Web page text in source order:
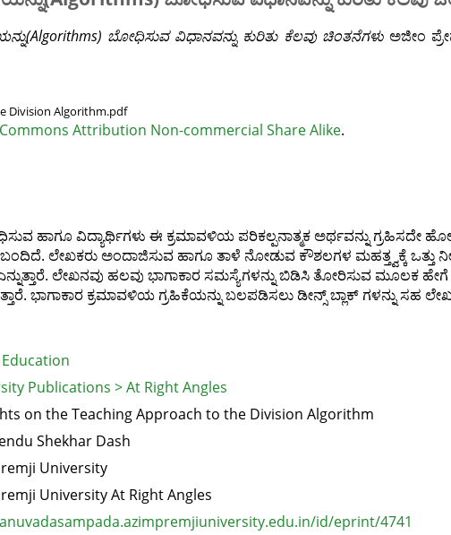
ಬೋಧಿಸುವ ವಿಧಾನವನ್ನು ಕುರಿತು ಕೆಲವು ಚಿಂತನೆಗಳುಅಜೀಂ
Division Algorithm.pdf
Attribution Non-commercial Share Alike.
ಹಾಗೂ ವಿದ್ಯಾರ್ಥಿಗಳು ಈ ಕ್ರಮಾವಳಿಯ ಪರಿಕಲ್ಪನಾತ್ಮಕ ಅರ್ಥವನ್ನು ಗ್ರಹಿಸದೇ
ಲೇಖಕರು ಅಂದಾಜಿಸುವ ಹಾಗೂ ತಾಳೆ ನೋಡುವ ಕೌಶಲಗಳ ಮಹತ್ತ್ವಕ್ಕೆ ಒತ್ತು
ಲೇಖನವು ಹಲವು ಭಾಗಾಕಾರ ಸಮಸ್ಯೆಗಳನ್ನು ಬಿಡಿಸಿ ತೋರಿಸುವ ಮೂಲಕ
ಭಾಗಾಕಾರ ಕ್ರಮಾವಳಿಯ ಗ್ರಹಿಕೆಯನ್ನು ಬಲಪಡಿಸಲು ಡೀನ್ಸ್ ಬ್ಲಾಕ್ ಗಳನ್ನು ಸಹ
Publications > At Right Angles
on the Teaching Approach to the Division Algorithm
Shekhar Dash
University
University At Right Angles
id/eprint/4741